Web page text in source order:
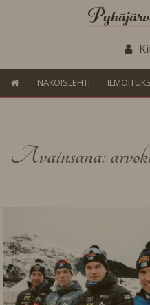
NÄKÖISLEHTI
Avainsana: